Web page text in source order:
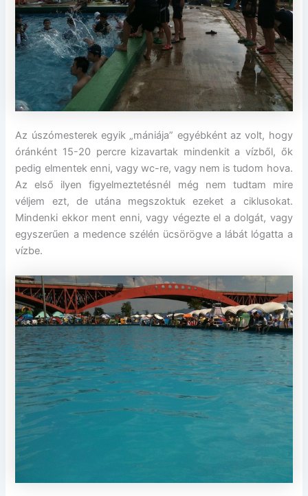
Az úszómesterek egyik „mániája” egyébként az volt, hogy
óránként 15-20 percre kizavartak mindenkit a vízből, ők
pedig elmentek enni, vagy wc-re, vagy nem is tudom hova.
Az első ilyen figyelmeztetésnél még nem tudtam mire
véljem ezt, de utána megszoktuk ezeket a ciklusokat.
Mindenki ekkor ment enni, vagy végezte el a dolgát, vagy
egyszerűen a medence szélén ücsörögve a lábát lógatta a
vízbe.